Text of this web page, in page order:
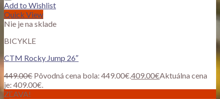
Add to Wishlist
Quick View
Nie je na sklade
BICYKLE
CTM Rocky Jump 26″
449.00€ Pôvodná cena bola: 449.00€.409.00€Aktuálna cena
je: 409.00€.
ZĽAVA!